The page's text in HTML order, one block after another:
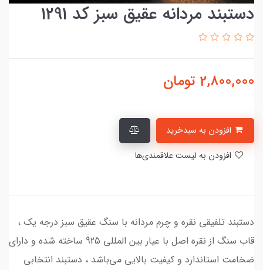
دستبند مردانه عقیق سبز کد 1291
2,800,000 تومان
دستبند تلفیقی نقره و چرم مردانه با سنگ عقیق سبز درجه یک ،
قاب سنگ از نقره اصل با عیار بین المللی 925 ساخته شده و دارای
ضخامت استاندارد و کیفیت بالایی می‌باشد ، دستبند انتخابی